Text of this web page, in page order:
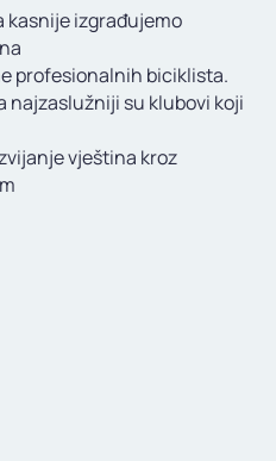
kasnije izgrađujemo
profesionalnih biciklista.
najzaslužniji su klubovi koji
vještina kroz